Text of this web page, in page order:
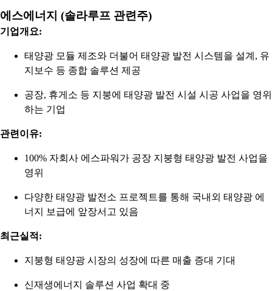
에스에너지 (솔라루프 관련주)
기업개요:
태양광 모듈 제조와 더불어 태양광 발전 시스템을 설계, 유
지보수 등 종합 솔루션 제공
공장, 휴게소 등 지붕에 태양광 발전 시설 시공 사업을 영위
하는 기업
관련이유:
100% 자회사 에스파워가 공장 지붕형 태양광 발전 사업을
영위
다양한 태양광 발전소 프로젝트를 통해 국내외 태양광 에
너지 보급에 앞장서고 있음
최근실적:
지붕형 태양광 시장의 성장에 따른 매출 증대 기대
신재생에너지 솔루션 사업 확대 중